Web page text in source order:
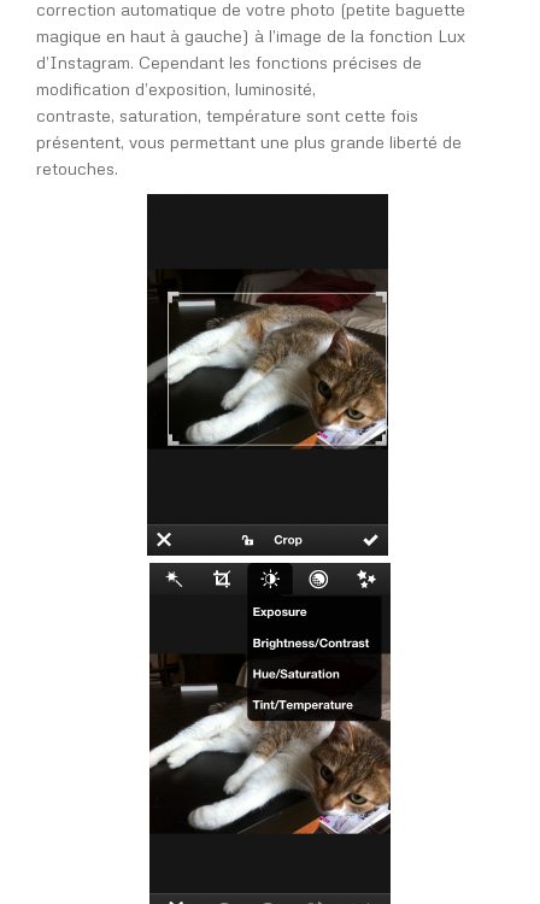
correction automatique de votre photo (petite baguette
magique en haut à gauche) à l’image de la fonction Lux
d’Instagram. Cependant les fonctions précises de
modification d’exposition, luminosité,
contraste, saturation, température sont cette fois
présentent, vous permettant une plus grande liberté de
retouches.